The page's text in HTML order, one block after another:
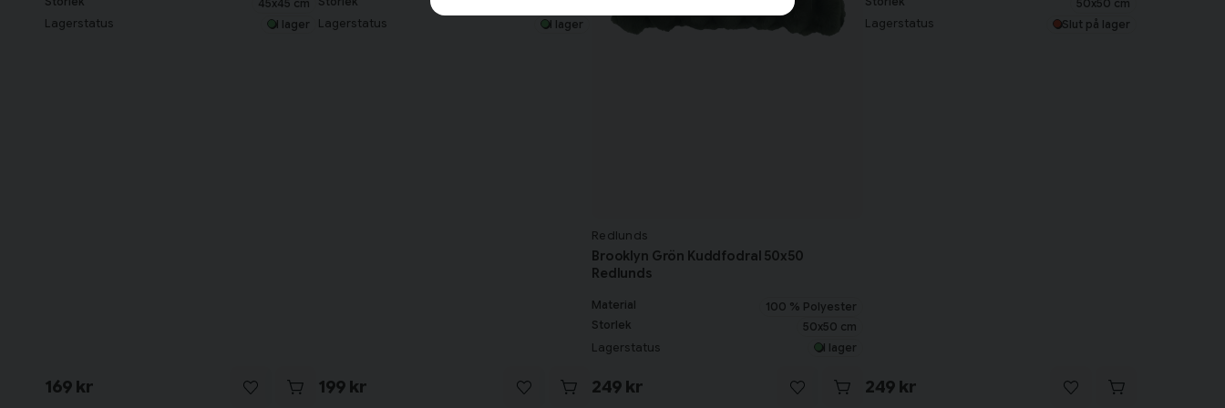
45x45 cm
Lagerstatus I lager
169 kr
Lagerstatus I lager
199 kr
Redlunds
Brooklyn Grön Kuddfodral 50x50
Redlunds
Material
100 % Polyester
Storlek
50x50 cm
Lagerstatus I lager
249 kr
50x50 cm
Lagerstatus Slut på lager
249 kr